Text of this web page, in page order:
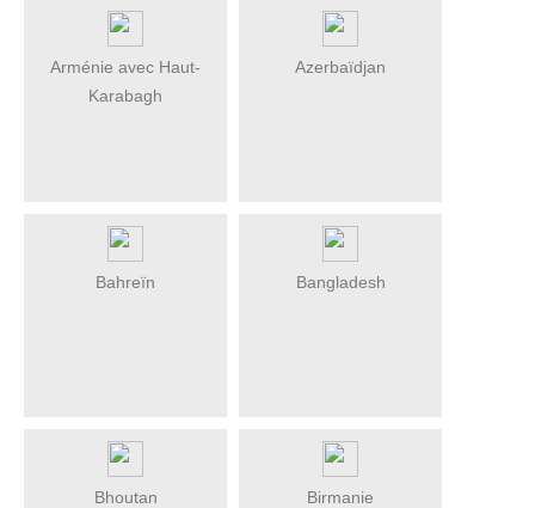
Arménie avec Haut-
Karabagh
Azerbaïdjan
Bahreïn Bangladesh
Bhoutan Birmanie